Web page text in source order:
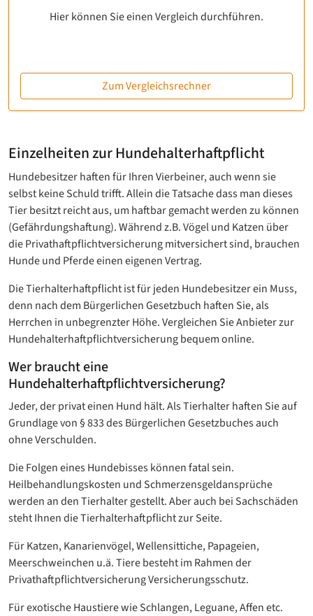
Hier können Sie einen Vergleich durchführen.
Zum Vergleichsrechner
Einzelheiten zur Hundehalterhaftpflicht
Hundebesitzer haften für Ihren Vierbeiner, auch wenn sie
selbst keine Schuld trifft. Allein die Tatsache dass man dieses
Tier besitzt reicht aus, um haftbar gemacht werden zu können
(Gefährdungshaftung). Während z.B. Vögel und Katzen über
die Privathaftpflichtversicherung mitversichert sind, brauchen
Hunde und Pferde einen eigenen Vertrag.
Die Tierhalterhaftpflicht ist für jeden Hundebesitzer ein Muss,
denn nach dem Bürgerlichen Gesetzbuch haften Sie, als
Herrchen in unbegrenzter Höhe. Vergleichen Sie Anbieter zur
Hundehalterhaftpflichtversicherung bequem online.
Wer braucht eine
Hundehalterhaftpflichtversicherung?
Jeder, der privat einen Hund hält. Als Tierhalter haften Sie auf
Grundlage von § 833 des Bürgerlichen Gesetzbuches auch
ohne Verschulden.
Die Folgen eines Hundebisses können fatal sein.
Heilbehandlungskosten und Schmerzensgeldansprüche
werden an den Tierhalter gestellt. Aber auch bei Sachschäden
steht Ihnen die Tierhalterhaftpflicht zur Seite.
Für Katzen, Kanarienvögel, Wellensittiche, Papageien,
Meerschweinchen u.ä. Tiere besteht im Rahmen der
Privathaftpflichtversicherung Versicherungsschutz.
Für exotische Haustiere wie Schlangen, Leguane, Affen etc.